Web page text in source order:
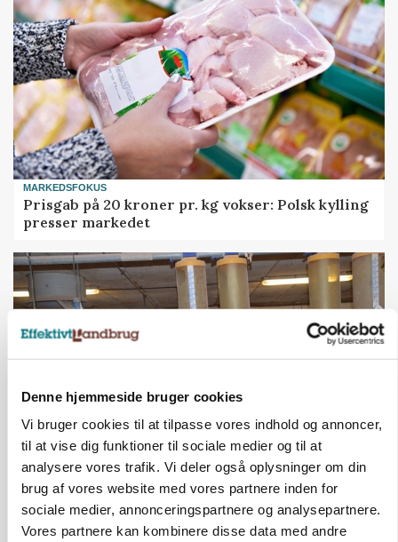
Denne hjemmeside bruger cookies
Vi bruger cookies til at tilpasse vores indhold og annoncer,
til at vise dig funktioner til sociale medier og til at
analysere vores trafik. Vi deler også oplysninger om din
brug af vores website med vores partnere inden for
sociale medier, annonceringspartnere og analysepartnere.
Vores partnere kan kombinere disse data med andre
MARKEDSFOKUS
Prisgab på 20 kroner pr. kg vokser: Polsk kylling
presser markedet
GRISE
Rådgiver om DB-Tjek: Små justeringer kan give
store besparelser